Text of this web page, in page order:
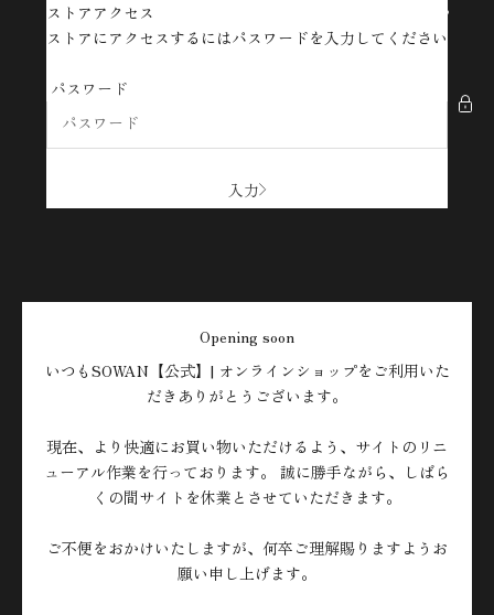
コンテンツへスキップ
SOWAN【公式】| オンラインショップ
ストアアクセス
ストアにアクセスするにはパスワードを入力してください
パスワード
入力
Opening soon
いつもSOWAN【公式】| オンラインショップをご利用いた
だきありがとうございます。
現在、より快適にお買い物いただけるよう、サイトのリニ
ューアル作業を行っております。 誠に勝手ながら、しばら
くの間サイトを休業とさせていただきます。
ご不便をおかけいたしますが、何卒ご理解賜りますようお
願い申し上げます。